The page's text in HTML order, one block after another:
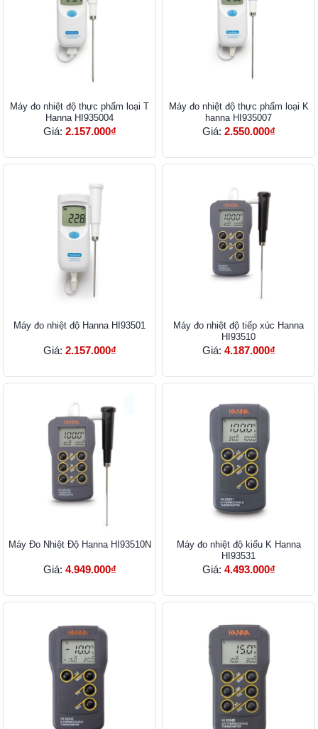
Máy đo nhiệt độ thực phẩm loại T
Hanna HI935004
Giá: 2.157.000₫
Máy đo nhiệt độ thực phẩm loại K
hanna HI935007
Giá: 2.550.000₫
Máy đo nhiệt độ Hanna HI93501
Giá: 2.157.000₫
​​​​​​​Máy đo nhiệt độ tiếp xúc Hanna
HI93510
Giá: 4.187.000₫
Máy Đo Nhiệt Độ Hanna HI93510N
Giá: 4.949.000₫
Máy đo nhiệt độ kiểu K Hanna
HI93531
Giá: 4.493.000₫